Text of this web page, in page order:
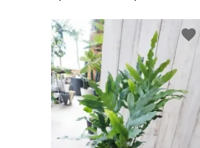
favorite